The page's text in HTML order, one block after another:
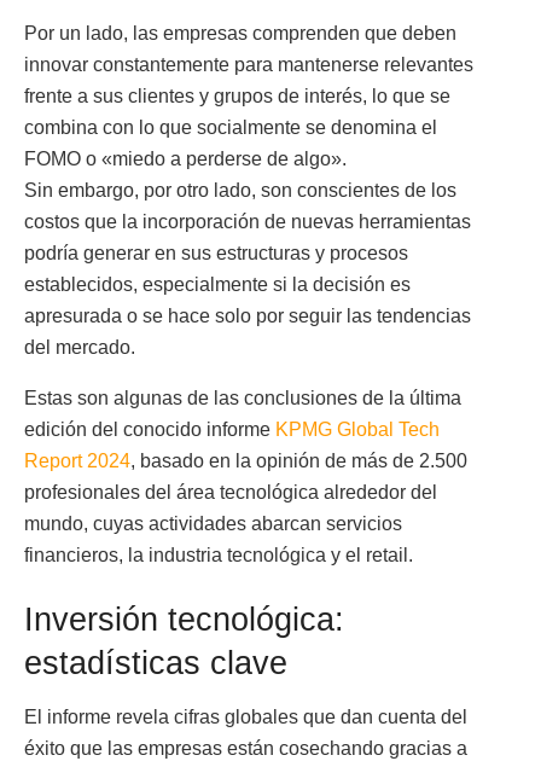
Por un lado, las empresas comprenden que deben
innovar constantemente para mantenerse relevantes
frente a sus clientes y grupos de interés, lo que se
combina con lo que socialmente se denomina el
FOMO o «miedo a perderse de algo».
Sin embargo, por otro lado, son conscientes de los
costos que la incorporación de nuevas herramientas
podría generar en sus estructuras y procesos
establecidos, especialmente si la decisión es
apresurada o se hace solo por seguir las tendencias
del mercado.
Estas son algunas de las conclusiones de la última
edición del conocido informe KPMG Global Tech
Report 2024, basado en la opinión de más de 2.500
profesionales del área tecnológica alrededor del
mundo, cuyas actividades abarcan servicios
financieros, la industria tecnológica y el retail.
Inversión tecnológica:
estadísticas clave
El informe revela cifras globales que dan cuenta del
éxito que las empresas están cosechando gracias a